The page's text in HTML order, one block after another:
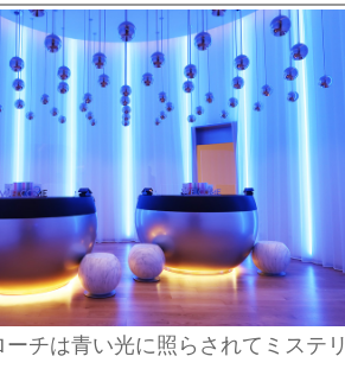
チは青い光に照らされてミステリ